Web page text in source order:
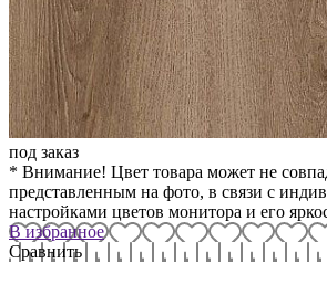
под заказ
* Внимание! Цвет товара может не
представленным на фото, в связи с
настройками цветов монитора и его
В избранное
Сравнить